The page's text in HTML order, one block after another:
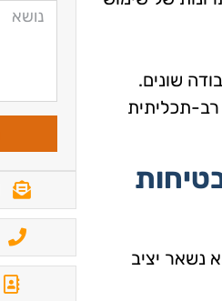
שונים.
רב-תכליתית
נשאר יציב